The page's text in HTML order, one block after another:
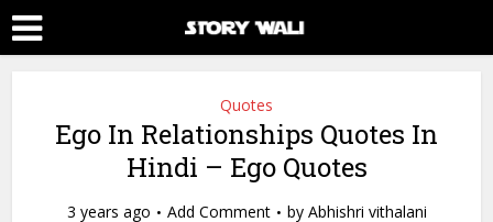
Quotes
Ego In Relationships Quotes In
Hindi – Ego Quotes
3 years ago Add Comment by Abhishri vithalani